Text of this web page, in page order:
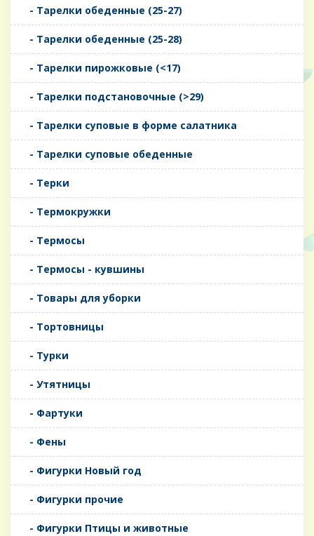
- Тарелки обеденные (25-27)
- Тарелки обеденные (25-28)
- Тарелки пирожковые (<17)
- Тарелки подстановочные (>29)
- Тарелки суповые в форме салатника
- Тарелки суповые обеденные
- Терки
- Термокружки
- Термосы
- Термосы - кувшины
- Товары для уборки
- Тортовницы
- Турки
- Утятницы
- Фартуки
- Фены
- Фигурки Новый год
- Фигурки прочие
- Фигурки Птицы и животные